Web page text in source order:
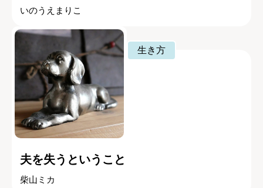
いのうえまりこ
生き方
夫を失うということ
柴山ミカ